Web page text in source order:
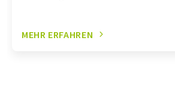
MEHR ERFAHREN